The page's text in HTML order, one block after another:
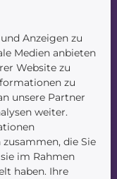
Anzeigen zu
Medien anbieten
Website zu
zu
unsere Partner
weiter.
die Sie
im Rahmen
haben. Ihre